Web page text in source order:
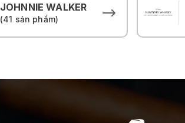
JOHNNIE WALKER
(41 sản phẩm)